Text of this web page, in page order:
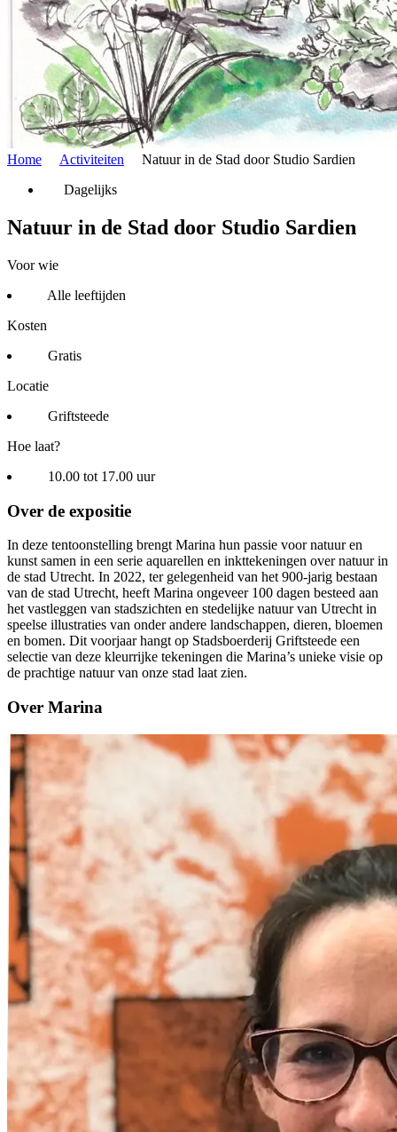
Home Activiteiten
Natuur in de Stad door Studio Sardien
Dagelijks
Natuur in de Stad door Studio Sardien
Voor wie
Alle leeftijden
Kosten
Gratis
Locatie
Griftsteede
Hoe laat?
10.00 tot 17.00 uur
Over de expositie
In deze tentoonstelling brengt Marina hun passie voor natuur en
kunst samen in een serie aquarellen en inkttekeningen over natuur in
de stad Utrecht. In 2022, ter gelegenheid van het 900-jarig bestaan
van de stad Utrecht, heeft Marina ongeveer 100 dagen besteed aan
het vastleggen van stadszichten en stedelijke natuur van Utrecht in
speelse illustraties van onder andere landschappen, dieren, bloemen
en bomen. Dit voorjaar hangt op Stadsboerderij Griftsteede een
selectie van deze kleurrijke tekeningen die Marina’s unieke visie op
de prachtige natuur van onze stad laat zien.
Over Marina